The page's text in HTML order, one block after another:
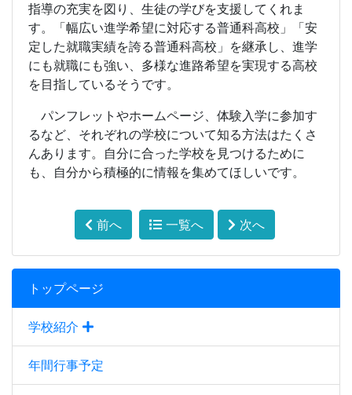
トップページ
学校紹介
年間行事予定
指導の充実を図り、生徒の学びを支援してくれま
す。「幅広い進学希望に対応する普通科高校」「安
定した就職実績を誇る普通科高校」を継承し、進学
にも就職にも強い、多様な進路希望を実現する高校
を目指しているそうです。
パンフレットやホームページ、体験入学に参加す
るなど、それぞれの学校について知る方法はたくさ
んあります。自分に合った学校を見つけるために
も、自分から積極的に情報を集めてほしいです。
前へ 一覧へ 次へ